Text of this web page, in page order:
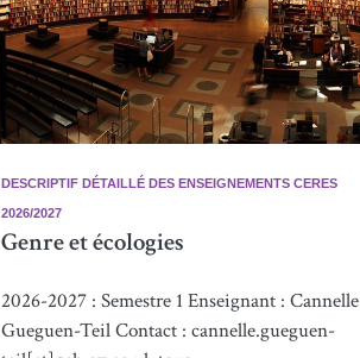
DESCRIPTIF DÉTAILLÉ DES ENSEIGNEMENTS CERES
2026/2027
Genre et écologies
2026-2027 : Semestre 1 Enseignant : Cannelle
Gueguen-Teil Contact : cannelle.gueguen-